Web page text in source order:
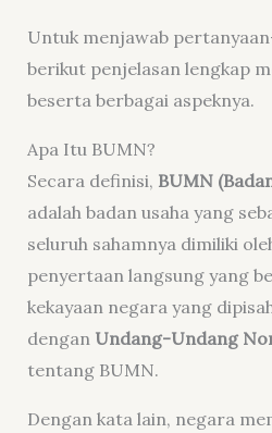
Untuk menjawab
berikut penjelasan lengkap
beserta berbagai aspeknya.
Apa Itu BUMN?
Secara definisi, BUMN
adalah badan usaha yang
seluruh sahamnya dimiliki
penyertaan langsung yang
kekayaan negara yang
dengan Undang-Undang
tentang BUMN.
Dengan kata lain, negara